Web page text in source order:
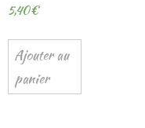
5,40€
Ajouter au
panier